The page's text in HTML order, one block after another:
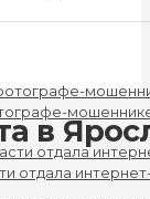
отдала
в